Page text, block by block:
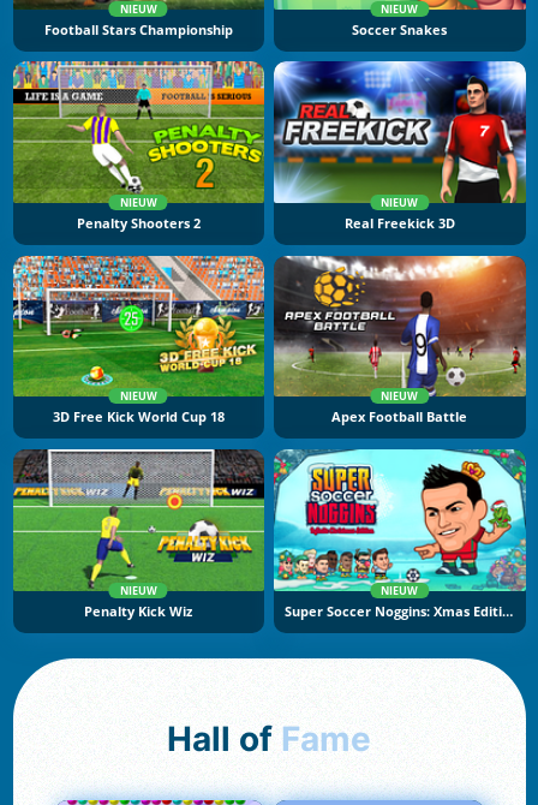
NIEUW
Football Stars Championship
NIEUW
Soccer Snakes
NIEUW
Penalty Shooters 2
NIEUW
Real Freekick 3D
NIEUW
3D Free Kick World Cup 18
NIEUW
Apex Football Battle
NIEUW
Penalty Kick Wiz
NIEUW
Super Soccer Noggins: Xmas Edition
Hall of Fame